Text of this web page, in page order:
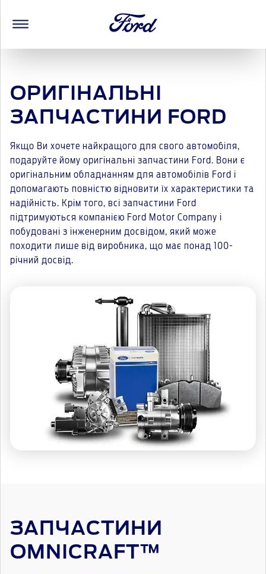
ОРИГІНАЛЬНІ
ЗАПЧАСТИНИ FORD
Якщо Ви хочете найкращого для свого автомобіля,
подаруйте йому оригінальні запчастини Ford. Вони є
оригінальним обладнанням для автомобілів Ford і
допомагають повністю відновити їх характеристики та
надійність. Крім того, всі запчастини Ford
підтримуються компанією Ford Motor Company і
побудовані з інженерним досвідом, який може
походити лише від виробника, що має понад 100-
річний досвід.
ЗАПЧАСТИНИ
OMNICRAFT™